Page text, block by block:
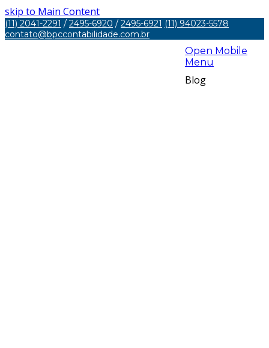
skip to Main Content
(11) 2041-2291 / 2495-6920 / 2495-6921 (11) 94023-5578
contato@bpccontabilidade.com.br
Open Mobile
Menu
Blog